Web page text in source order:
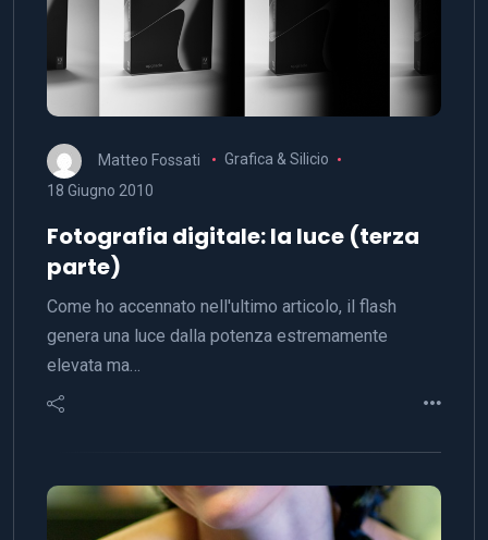
Matteo Fossati
Grafica & Silicio
18 Giugno 2010
Fotografia digitale: la luce (terza
parte)
Come ho accennato nell'ultimo articolo, il flash
genera una luce dalla potenza estremamente
elevata ma…